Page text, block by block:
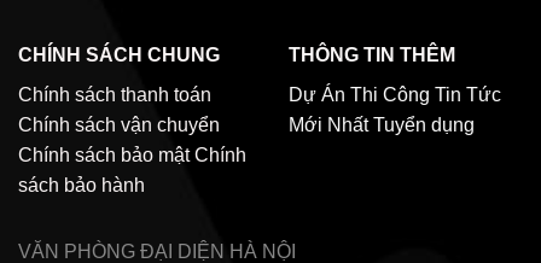
CHÍNH SÁCH CHUNG
Chính sách thanh toán
Chính sách vận chuyển
Chính sách bảo mật Chính
sách bảo hành
THÔNG TIN THÊM
Dự Án Thi Công Tin Tức
Mới Nhất Tuyển dụng
VĂN PHÒNG ĐẠI DIỆN HÀ NỘI